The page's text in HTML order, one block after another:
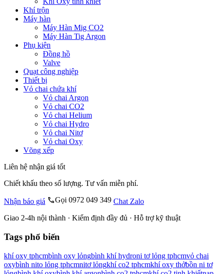
Khí trộn
Máy hàn
Máy Hàn Mig CO2
Máy Hàn Tig Argon
Phụ kiện
Đồng hồ
Valve
Quạt công nghiệp
Thiết bị
Vỏ chai chứa khí
Vỏ chai Argon
Vỏ chai CO2
Vỏ chai Helium
Vỏ chai Hydro
Vỏ chai Nitơ
Vỏ chai Oxy
Võng xếp
Liên hệ nhận giá tốt
Chiết khấu theo số lượng. Tư vấn miễn phí.
Nhận báo giá Gọi 0972 049 349 Chat Zalo
Giao 2-4h nội thành · Kiểm định đầy đủ · Hỗ trợ kỹ thuật
Tags phổ biến
khí oxy tphcmbình oxy lỏngbình khí hydroni tơ lỏng tphcmvỏ chai
oxybình nito lỏng tphcmnitơ lỏngkhí co2 tphcmkhí oxy thởbồn ni tơ